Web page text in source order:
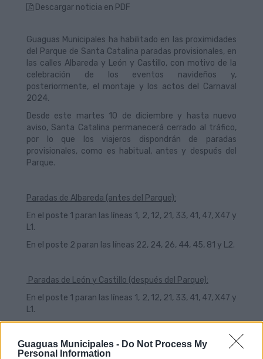
Guaguas Municipales - Do Not Process My
Personal Information
Descargar noticia en PDF
Guaguas Municipales ha habilitado en las proximidades
del Parque de Santa Catalina paradas provisionales, en
las calles Albareda y León y Castillo, con motivo de la
celebración de los eventos navideños y,
posteriormente, el montaje y los actos del Carnaval
2024.
Desde este martes 10 de diciembre y hasta nuevo
aviso, Santa Catalina permanecerá cerrado al tráfico,
por lo que los viajeros dispondrán de paradas
provisionales, como es habitual, antes y después del
Parque.
Paradas de Albareda (antes del Parque):
En el poste 1 paran las líneas 1, 2, 12, 21, 33, 41, 47, X47 y
L1.
En el poste 2 paran las líneas 22, 24, 26, 44, 45, 81 y L2.
Paradas de León y Castillo (después del Parque):
En el poste 1 paran las líneas 1, 2, 12, 21, 33, 41, 47, X47 y
L1.